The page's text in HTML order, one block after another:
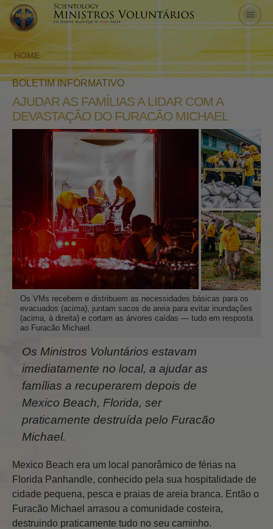
HOME
BOLETIM INFORMATIVO
AJUDAR AS FAMÍLIAS A LIDAR COM A
DEVASTAÇÃO DO FURACÃO MICHAEL
Os VMs recebem e distribuem as necessidades básicas para os
evacuados (acima), juntam sacos de areia para evitar inundações
(acima, à direita) e cortam as árvores caídas — tudo em resposta
ao Furacão Michael.
Os Ministros Voluntários estavam
imediatamente no local, a ajudar as
famílias a recuperarem depois de
Mexico Beach, Florida, ser
praticamente destruída pelo Furacão
Michael.
Mexico Beach era um local panorâmico de férias na
Florida Panhandle, conhecido pela sua hospitalidade de
cidade pequena, pesca e praias de areia branca. Então o
Furacão Michael arrasou a comunidade costeira,
destruindo praticamente tudo no seu caminho.